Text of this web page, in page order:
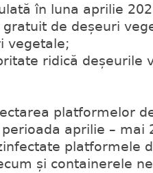
în luna aprilie
de deșeuri
vegetale;
ridică deșeurile
platformelor
aprilie – mai
platformele
și containerele